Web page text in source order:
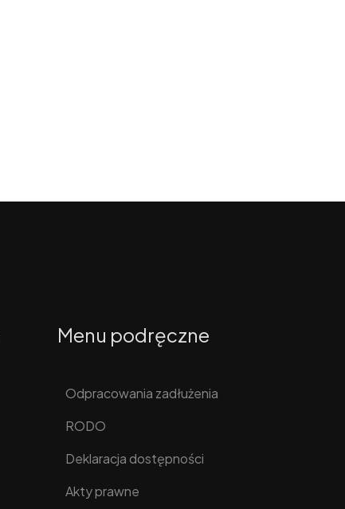
Menu podręczne
Odpracowania zadłużenia
RODO
Deklaracja dostępności
Akty prawne